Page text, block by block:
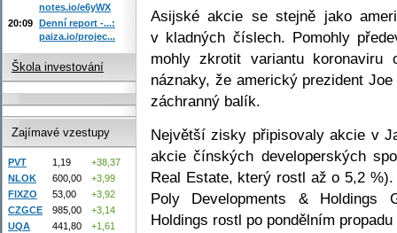
Asijské akcie se stejně jako
v kladných číslech. Pomohly
mohly zkrotit variantu koronaviru
náznaky, že americký prezident
záchranný balík.
Největší zisky připisovaly akcie v
akcie čínských developerských
Real Estate, který rostl až o 5,2
Poly Developments & Holdings
Holdings rostl po pondělním
notes.io/e6yWX
20:09 Denní report -...:
paiza.io/projec...
Škola investování
Zajímavé vzestupy
PVT 1,19
+38,37
NLOK
600,00
+3,99
FIXZO
53,00
+3,92
CZGCE
985,00
+3,14
UQA
441,80 +1,61